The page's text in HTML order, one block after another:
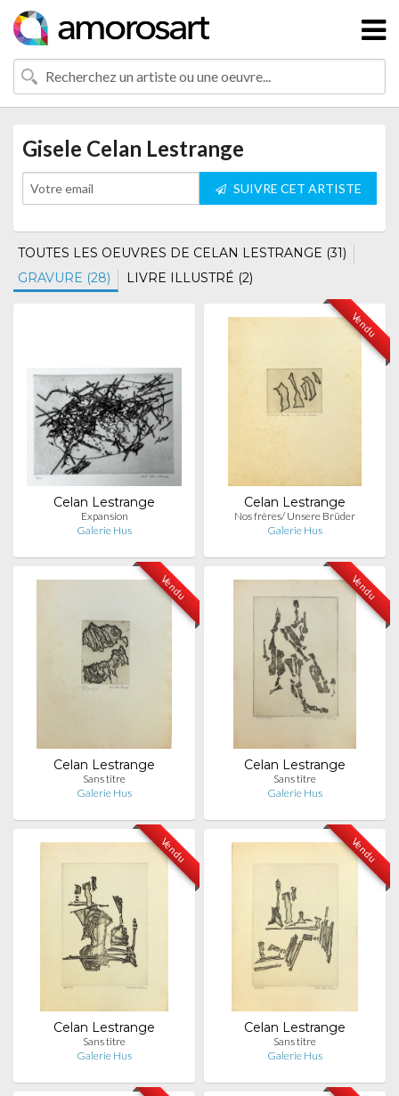
Gisele Celan Lestrange
SUIVRE CET ARTISTE
TOUTES LES OEUVRES DE CELAN LESTRANGE (31)
GRAVURE (28)
LIVRE ILLUSTRÉ (2)
Celan Lestrange
Expansion
Galerie Hus
Vendu
Celan Lestrange
Nos frères/ Unsere Brüder
Galerie Hus
Vendu
Celan Lestrange
Sans titre
Galerie Hus
Vendu
Celan Lestrange
Sans titre
Galerie Hus
Vendu
Celan Lestrange
Sans titre
Galerie Hus
Vendu
Celan Lestrange
Sans titre
Galerie Hus